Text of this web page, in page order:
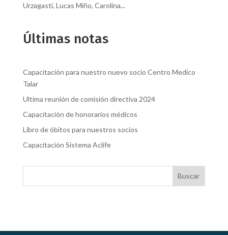
Urzagasti, Lucas Miño, Carolina...
Últimas notas
Capacitación para nuestro nuevo socio Centro Medico
Talar
Ultima reunión de comisión directiva 2024
Capacitación de honorarios médicos
Libro de óbitos para nuestros socios
Capacitación Sistema Aclife